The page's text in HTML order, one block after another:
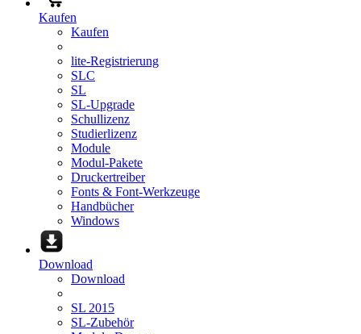
Kaufen
Kaufen
lite-Registrierung
SLC
SL
SL-Upgrade
Schullizenz
Studierlizenz
Module
Modul-Pakete
Druckertreiber
Fonts & Font-Werkzeuge
Handbücher
Windows
Download
Download
SL 2015
SL-Zubehör